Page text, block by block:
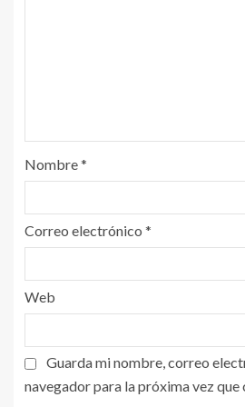
Nombre*
Correo electrónico *
Web
Guarda mi nombre, correo
navegador para la próxima vez que